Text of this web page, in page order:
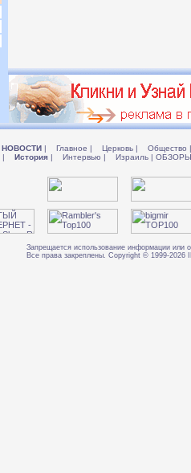
НОВОСТИ | Главное | Церковь | Общество |
| История | Интервью | Израиль |
Запрещается использование информации или
Все права закреплены. Copyright © 1999-